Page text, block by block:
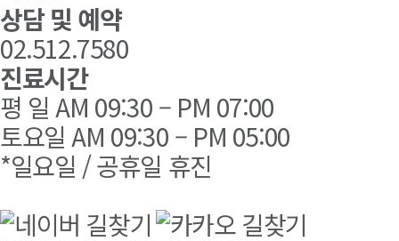
상담 및 예약
02.512.7580
진료시간
평 일 AM 09:30 – PM 07:00
토요일 AM 09:30 – PM 05:00
*일요일 / 공휴일 휴진